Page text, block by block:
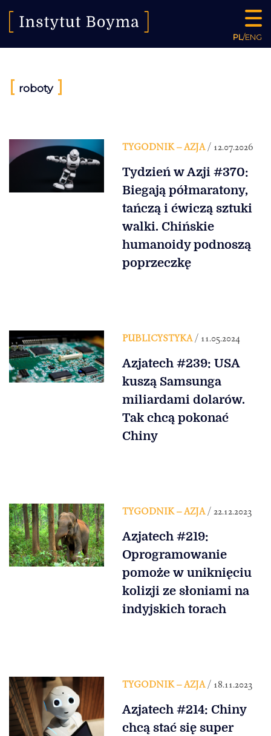
PL/ENG
[ roboty]
TYGODNIK – AZJA/ 12.07.2026
Tydzień w Azji #370:
Biegają półmaratony,
tańczą i ćwiczą sztuki
walki. Chińskie
humanoidy podnoszą
poprzeczkę
PUBLICYSTYKA/ 11.05.2024
Azjatech #239: USA
kuszą Samsunga
miliardami dolarów.
Tak chcą pokonać
Chiny
TYGODNIK – AZJA/ 22.12.2023
Azjatech #219:
Oprogramowanie
pomoże w uniknięciu
kolizji ze słoniami na
indyjskich torach
TYGODNIK – AZJA/ 18.11.2023
Azjatech #214: Chiny
chcą stać się super